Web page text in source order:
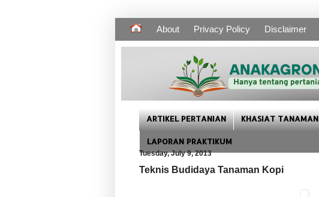
About Privacy Policy Disclaimer
ARTIKEL PERTANIAN KHASIAT TANAMAN
LAPORAN PRAKTIKUM
Tuesday, July 9, 2013
Teknis Budidaya Tanaman Kopi